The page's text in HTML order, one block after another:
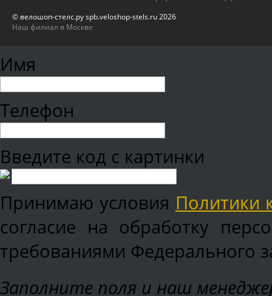
© велошоп-стелс.ру spb.veloshop-stels.ru 2026
Наш филиал в Москве
Имя
Телефон
Введите код с картинки
Принимаю условия Политики
согласие на обработку
требованиями Федерального
Заполните поля и наш